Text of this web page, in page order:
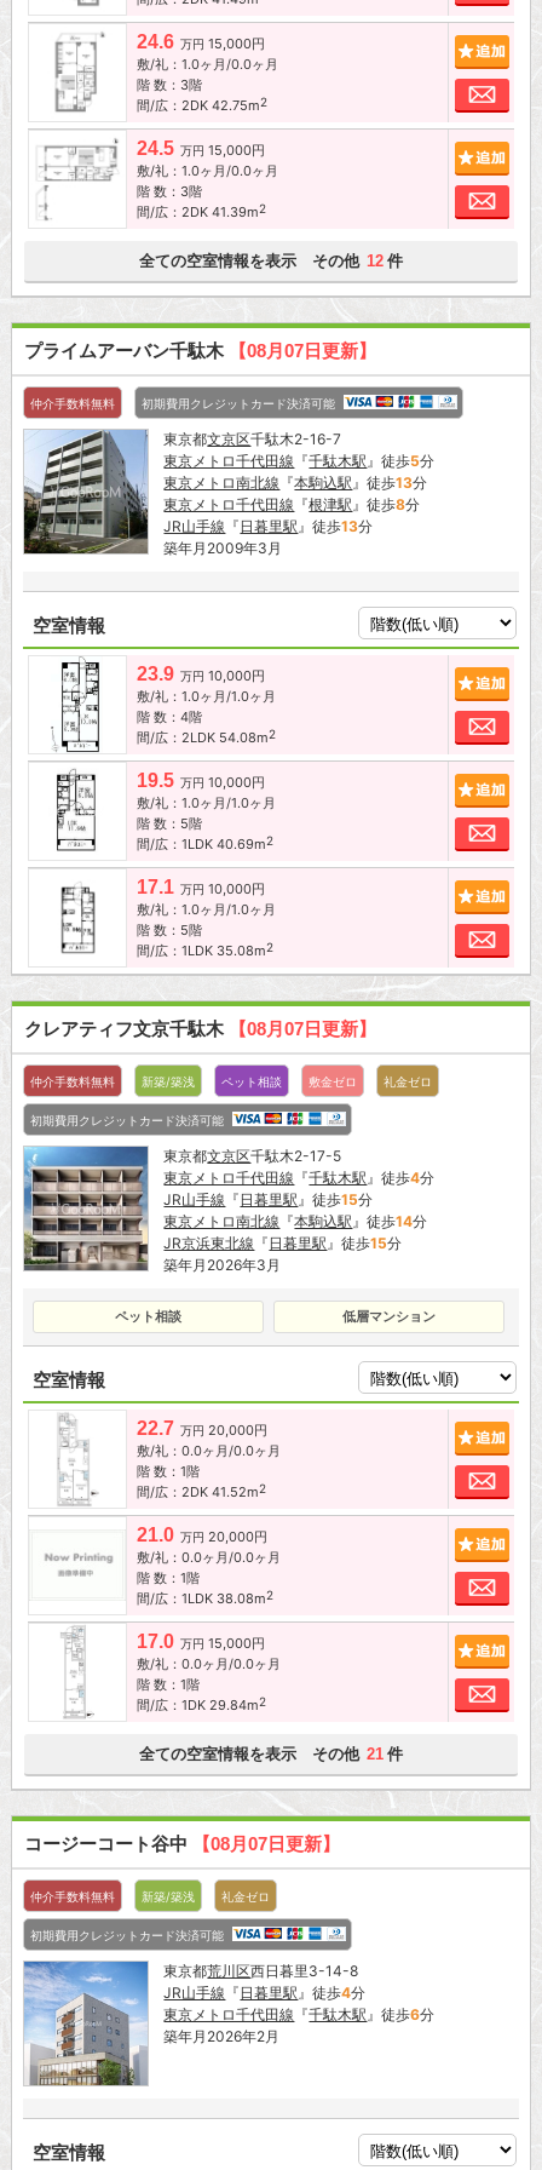
24.6 万円 15,000円
敷/礼：1.0ヶ月/0.0ヶ月
階 数：3階
間/広：2DK 42.75m2
お
24.5 万円 15,000円
敷/礼：1.0ヶ月/0.0ヶ月
階 数：3階
間/広：2DK 41.39m2
お
全ての空室情報を表示 その他 12 件
プライムアーバン千駄木 【08月07日更新】
仲介手数料無料 初期費用クレジットカード決済可能
東京都文京区千駄木2-16-7
東京メトロ千代田線 『千駄木駅 』徒歩5分
東京メトロ南北線 『本駒込駅 』徒歩13分
東京メトロ千代田線 『根津駅 』徒歩8分
JR山手線 『 日暮里駅 』徒歩13分
築年月2009年3月
空室情報
23.9 万円 10,000円
敷/礼：1.0ヶ月/1.0ヶ月
階 数：4階
間/広：2LDK 54.08m2
お
19.5 万円 10,000円
敷/礼：1.0ヶ月/1.0ヶ月
階 数：5階
間/広：1LDK 40.69m2
お
17.1 万円 10,000円
敷/礼：1.0ヶ月/1.0ヶ月
階 数：5階
間/広：1LDK 35.08m2
お
クレアティフ文京千駄木 【08月07日更新】
仲介手数料無料 新築/築浅 ペット相談 敷金ゼロ 礼金ゼロ
初期費用クレジットカード決済可能
東京都文京区千駄木2-17-5
東京メトロ千代田線 『千駄木駅 』徒歩4分
JR山手線 『 日暮里駅 』徒歩15分
東京メトロ南北線 『本駒込駅 』徒歩14分
JR京浜東北線 『 日暮里駅 』徒歩15分
築年月2026年3月
ペット相談 低層マンション
空室情報
22.7 万円 20,000円
敷/礼：0.0ヶ月/0.0ヶ月
階 数：1階
間/広：2DK 41.52m2
お
21.0 万円 20,000円
敷/礼：0.0ヶ月/0.0ヶ月
階 数：1階
間/広：1LDK 38.08m2
お
17.0 万円 15,000円
敷/礼：0.0ヶ月/0.0ヶ月
階 数：1階
間/広：1DK 29.84m2
お
全ての空室情報を表示 その他 21 件
コージーコート谷中 【08月07日更新】
仲介手数料無料 新築/築浅 礼金ゼロ
初期費用クレジットカード決済可能
東京都荒川区西日暮里3-14-8
JR山手線 『 日暮里駅 』徒歩4分
東京メトロ千代田線 『千駄木駅 』徒歩6分
築年月2026年2月
空室情報